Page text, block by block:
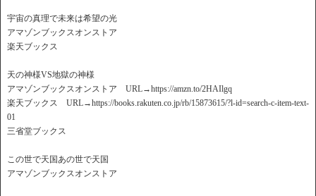
宇宙の真理で未来は希望の光
アマゾンブックスオンストア
楽天ブックス
天の神様VS地獄の神様
アマゾンブックスオンストア URL→https://amzn.to/2HAIlgq
楽天ブックス URL→https://books.rakuten.co.jp/rb/15873615/?l-id=search-c-item-text-
01
三省堂ブックス
この世で天国あの世で天国
アマゾンブックスオンストア